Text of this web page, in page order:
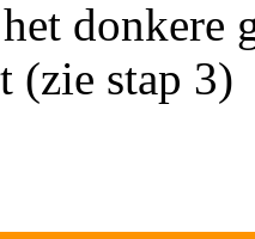
donkere
(zie stap 3)